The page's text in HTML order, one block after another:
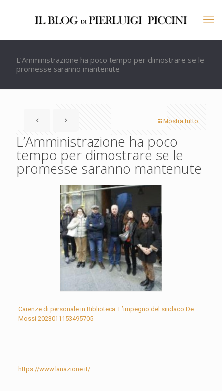
L’Amministrazione ha poco tempo per dimostrare se le
promesse saranno mantenute
Mostra tutto
L’Amministrazione ha poco
tempo per dimostrare se le
promesse saranno mantenute
Carenze di personale in Biblioteca. L’impegno del sindaco De
Mossi 2023011153495705
https://www.lanazione.it/